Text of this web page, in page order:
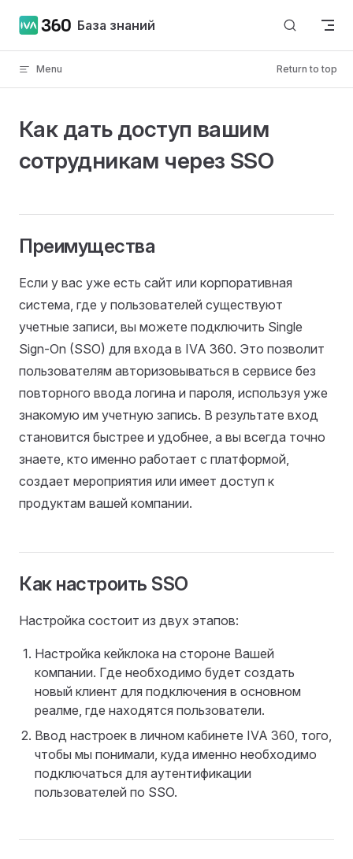
Skip to contentБаза знаний
Menu Return to top
Как дать доступ вашим
сотрудникам через SSO
Преимущества
Если у вас уже есть сайт или корпоративная
система, где у пользователей существуют
учетные записи, вы можете подключить Single
Sign-On (SSO) для входа в IVA 360. Это позволит
пользователям авторизовываться в сервисе без
повторного ввода логина и пароля, используя уже
знакомую им учетную запись. В результате вход
становится быстрее и удобнее, а вы всегда точно
знаете, кто именно работает с платформой,
создает мероприятия или имеет доступ к
продуктам вашей компании.
Как настроить SSO
Настройка состоит из двух этапов:
Настройка кейклока на стороне Вашей
компании. Где необходимо будет создать
новый клиент для подключения в основном
реалме, где находятся пользователи.
Ввод настроек в личном кабинете IVA 360, того,
чтобы мы понимали, куда именно необходимо
подключаться для аутентификации
пользователей по SSO.